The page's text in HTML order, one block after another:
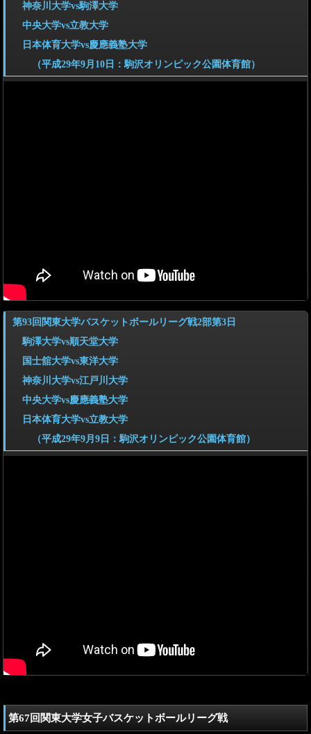
神奈川大学vs駒澤大学
中央大学vs立教大学
日本体育大学vs慶應義塾大学
（平成29年9月10日：駒沢オリンピック公園体育館）
第93回関東大学バスケットボールリーグ戦2部第3日
駒澤大学vs順天堂大学
国士舘大学vs東洋大学
神奈川大学vs江戸川大学
中央大学vs慶應義塾大学
日本体育大学vs立教大学
（平成29年9月9日：駒沢オリンピック公園体育館）
第67回関東大学女子バスケットボールリーグ戦